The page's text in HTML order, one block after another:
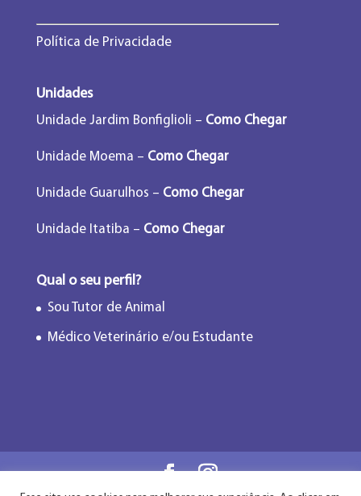
Política de Privacidade
Unidades
Unidade Jardim Bonfiglioli – Como Chegar
Unidade Moema – Como Chegar
Unidade Guarulhos – Como Chegar
Unidade Itatiba – Como Chegar
Qual o seu perfil?
Sou Tutor de Animal
Médico Veterinário e/ou Estudante